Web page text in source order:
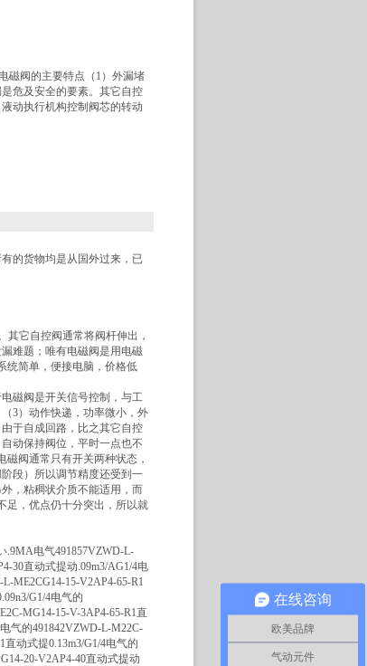
磁阀的主要特点（1）外漏堵
危及安全的要素。其它自控
动执行机构控制阀芯的转动
的货物均是从国外过来，已
其它自控阀通常将阀杆伸出，
难题；唯有电磁阀是用电磁
统简单，便接电脑，价格低
磁阀是开关信号控制，与工
3）动作快递，功率微小，外
于自成回路，比之其它自控
动保持阀位，平时一点也不
阀通常只有开关两种状态，
段）所以调节精度还受到一
，粘稠状介质不能适用，而
足，优点仍十分突出，所以就
.9MA电气491857VZWD-L-
30直动式提动.09m3/AG1/4电
ME2CG14-15-V2AP4-65-R1
G1/4电气的
MG14-15-V-3AP4-65-R1直
气的491842VZWD-L-M22C-
直动式提0.13m3/G1/4电气的
20-V2AP4-40直动式提动
在线咨询
欧美品牌
气动元件